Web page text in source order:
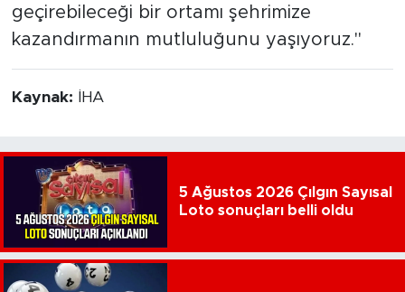
geçirebileceği bir ortamı şehrimize
kazandırmanın mutluluğunu yaşıyoruz."
Kaynak: İHA
5 Ağustos 2026 Çılgın Sayısal
Loto sonuçları belli oldu